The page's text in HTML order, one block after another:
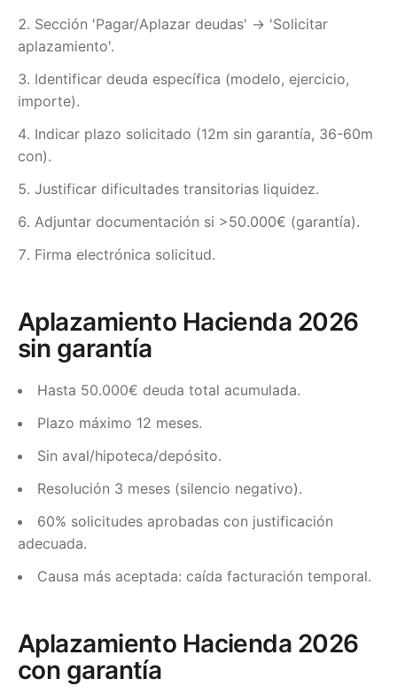
Sección 'Pagar/Aplazar deudas' → 'Solicitar
aplazamiento'.
Identificar deuda específica (modelo, ejercicio,
importe).
Indicar plazo solicitado (12m sin garantía, 36-60m
con).
Justificar dificultades transitorias liquidez.
Adjuntar documentación si >50.000€ (garantía).
Firma electrónica solicitud.
Aplazamiento Hacienda 2026
sin garantía
Hasta 50.000€ deuda total acumulada.
Plazo máximo 12 meses.
Sin aval/hipoteca/depósito.
Resolución 3 meses (silencio negativo).
60% solicitudes aprobadas con justificación
adecuada.
Causa más aceptada: caída facturación temporal.
Aplazamiento Hacienda 2026
con garantía